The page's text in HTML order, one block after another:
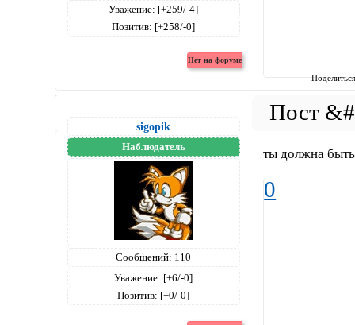
Уважение: [+259/-4]
Позитив: [+258/-0]
sigopik
Наблюдатель
Сообщений: 110
Уважение: [+6/-0]
Позитив: [+0/-0]
ты должна
0